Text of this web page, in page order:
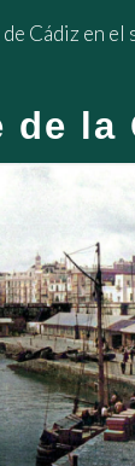
Cádiz en el
de la